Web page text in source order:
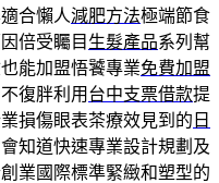
合懶人減肥方法極端節食
倍受矚目 生髮產品系列幫
能加盟悟饕專業免費加盟
復胖利用 台中支票借款提
損傷眼表茶療效見到的 日
知道快速專業設計規劃及
業國際標準緊緻和塑型的